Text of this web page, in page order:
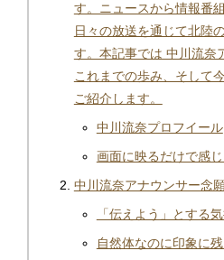
す。ニュースから情報番
日々の放送を通じて北陸
す。本記事では 中川流奈
これまでの歩み、そして
ご紹介します。
中川流奈プロフイール
画面に映るだけで感
中川流奈アナウンサー念
「伝えよう」とする
自然体なのに印象に